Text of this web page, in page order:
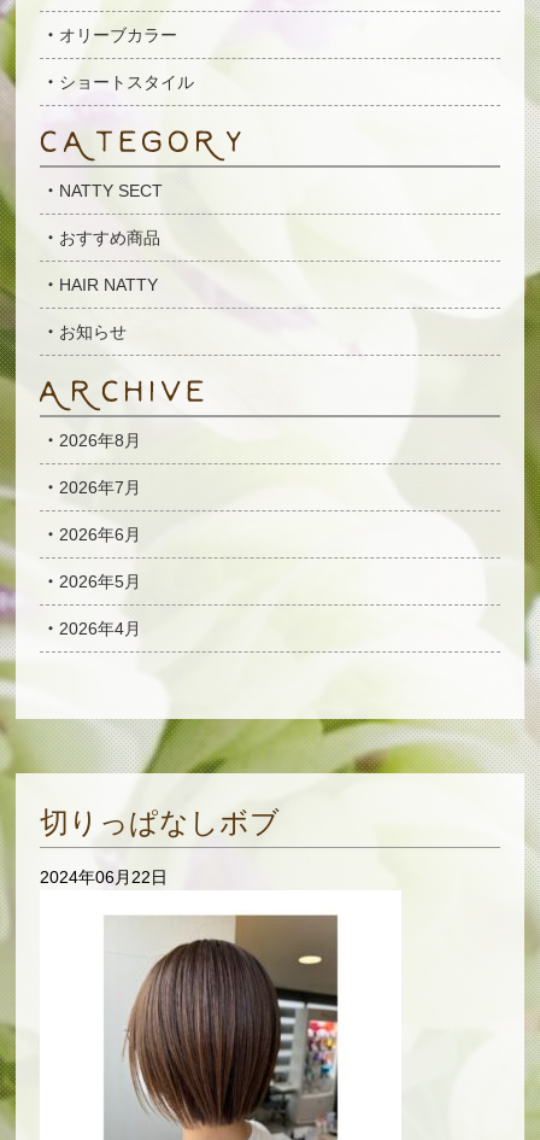
オリーブカラー
ショートスタイル
NATTY SECT
おすすめ商品
HAIR NATTY
お知らせ
2026年8月
2026年7月
2026年6月
2026年5月
2026年4月
切りっぱなしボブ
2024年06月22日